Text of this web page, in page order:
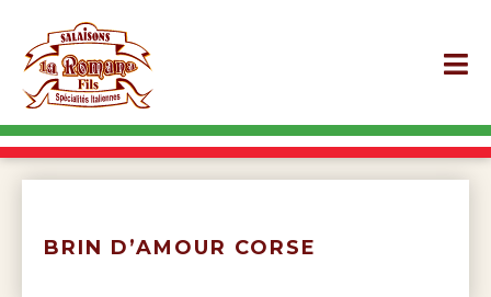
BRIN D’AMOUR CORSE